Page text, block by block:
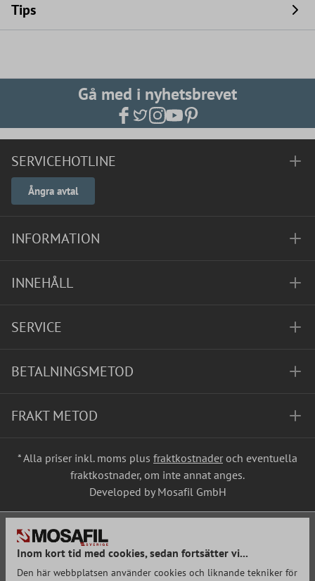
Tips
Gå med i nyhetsbrevet
SERVICEHOTLINE
Ångra avtal
INFORMATION
INNEHÅLL
SERVICE
BETALNINGSMETOD
FRAKT METOD
* Alla priser inkl. moms plus fraktkostnader och eventuella
fraktkostnader, om inte annat anges.
Developed by Mosafil GmbH
Inom kort tid med cookies, sedan fortsätter vi...
Den här webbplatsen använder cookies och liknande tekniker för